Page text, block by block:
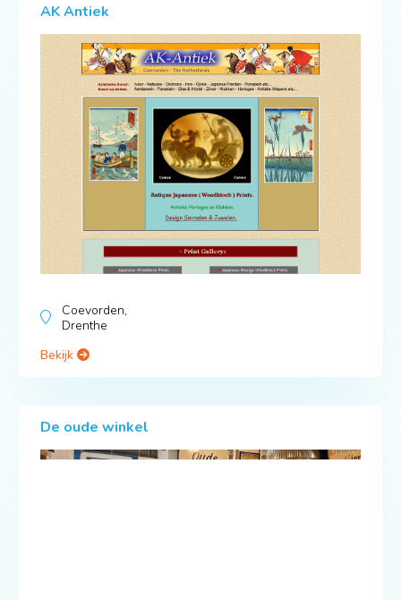
AK Antiek
Coevorden,
Drenthe
Bekijk
De oude winkel